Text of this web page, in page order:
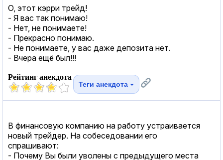
О, этот кэрри трейд!
- Я вас так понимаю!
- Нет, не понимаете!
- Прекрасно понимаю.
- Не понимаете, у вас даже депозита нет.
- Вчера ещё был!!!
Рейтинг анекдота
Теги анекдота
В финансовую компанию на работу устраивается
новый трейдер. На собеседовании его
спрашивают:
- Почему Вы были уволены с предыдущего места